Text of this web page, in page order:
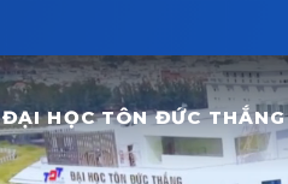
ĐẠI HỌC TÔN ĐỨC THẮNG